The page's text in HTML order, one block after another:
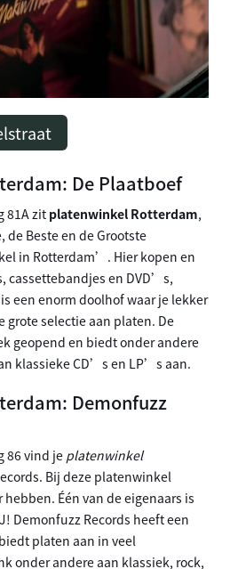
De Plaatboef
81A zit platenwinkel Rotterdam,
de Beste en de Grootste
in Rotterdam’. Hier kopen en
cassettebandjes en DVD’s,
een enorm doolhof waar je lekker
grote selectie aan platen. De
geopend en biedt onder andere
klassieke CD’s en LP’s aan.
Demonfuzz
86 vind je platenwinkel
Bij deze platenwinkel
Één van de eigenaars is
Demonfuzz Records heeft een
platen aan in veel
onder andere aan klassiek, rock,